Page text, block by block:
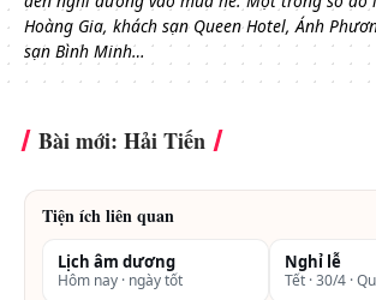
Hoàng Gia, khách sạn Queen Hotel, Ánh
sạn Bình Minh…
Bài mới: Hải Tiến
Tiện ích liên quan
Lịch âm dương
Hôm nay · ngày tốt
Nghỉ lễ
Tết · 30/4 ·